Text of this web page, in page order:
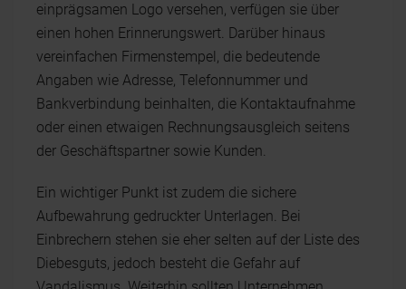
einprägsamen Logo versehen, verfügen sie über
einen hohen Erinnerungswert. Darüber hinaus
vereinfachen Firmenstempel, die bedeutende
Angaben wie Adresse, Telefonnummer und
Bankverbindung beinhalten, die Kontaktaufnahme
oder einen etwaigen Rechnungsausgleich seitens
der Geschäftspartner sowie Kunden.
Ein wichtiger Punkt ist zudem die sichere
Aufbewahrung gedruckter Unterlagen. Bei
Einbrechern stehen sie eher selten auf der Liste des
Diebesguts, jedoch besteht die Gefahr auf